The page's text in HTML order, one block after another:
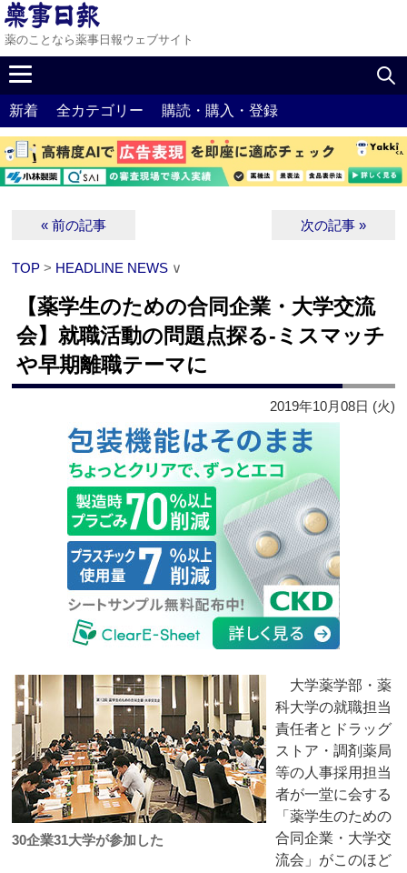
薬のことなら薬事日報ウェブサイト
新着 全カテゴリー 購読・購入・登録
« 前の記事 次の記事 »
TOP > HEADLINE NEWS ∨
【薬学生のための合同企業・大学交流
会】就職活動の問題点探る‐ミスマッチ
や早期離職テーマに
2019年10月08日 (火)
30企業31大学が参加した
大学薬学部・薬
科大学の就職担当
責任者とドラッグ
ストア・調剤薬局
等の人事採用担当
者が一堂に会する
「薬学生のための
合同企業・大学交
流会」がこのほど